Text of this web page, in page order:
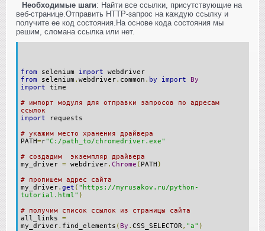
Необходимые шаги: Найти все ссылки, присутствующие на
веб-странице.Отправить HTTP-запрос на каждую ссылку и
получите ее код состояния.На основе кода состояния мы
решим, сломана ссылка или нет.
from selenium import webdriver
from selenium . webdriver. common . by import
By
import time
# импорт модуля для отправки запросов по адресам
ссылок
import requests
# укажим место хранения драйвера
PATH=r"C:/path_to/chromedriver.exe"
# создадим экземпляр драйвера
my_driver = webdriver. Chrome ( PATH )
# пропишем адрес сайта
my_driver. get ( "https://myrusakov.ru/python-
tutorial.html" )
# получим список ссылок из страницы сайта
all_links =
my_driver. find_elements ( By . CSS_SELECTOR, "a" )